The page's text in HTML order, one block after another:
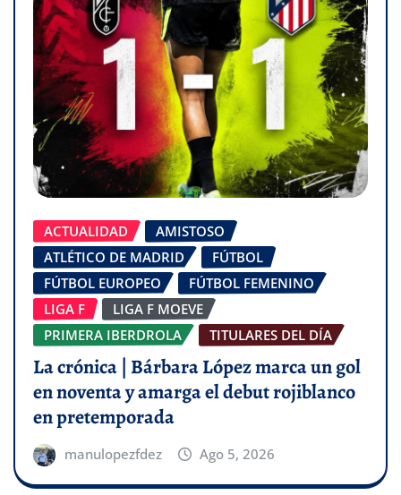
ACTUALIDAD
AMISTOSO
ATLÉTICO DE MADRID
FÚTBOL
FÚTBOL EUROPEO
FÚTBOL FEMENINO
LIGA F
LIGA F MOEVE
PRIMERA IBERDROLA
TITULARES DEL DÍA
La crónica | Bárbara López marca un gol
en noventa y amarga el debut rojiblanco
en pretemporada
manulopezfdez Ago 5, 2026